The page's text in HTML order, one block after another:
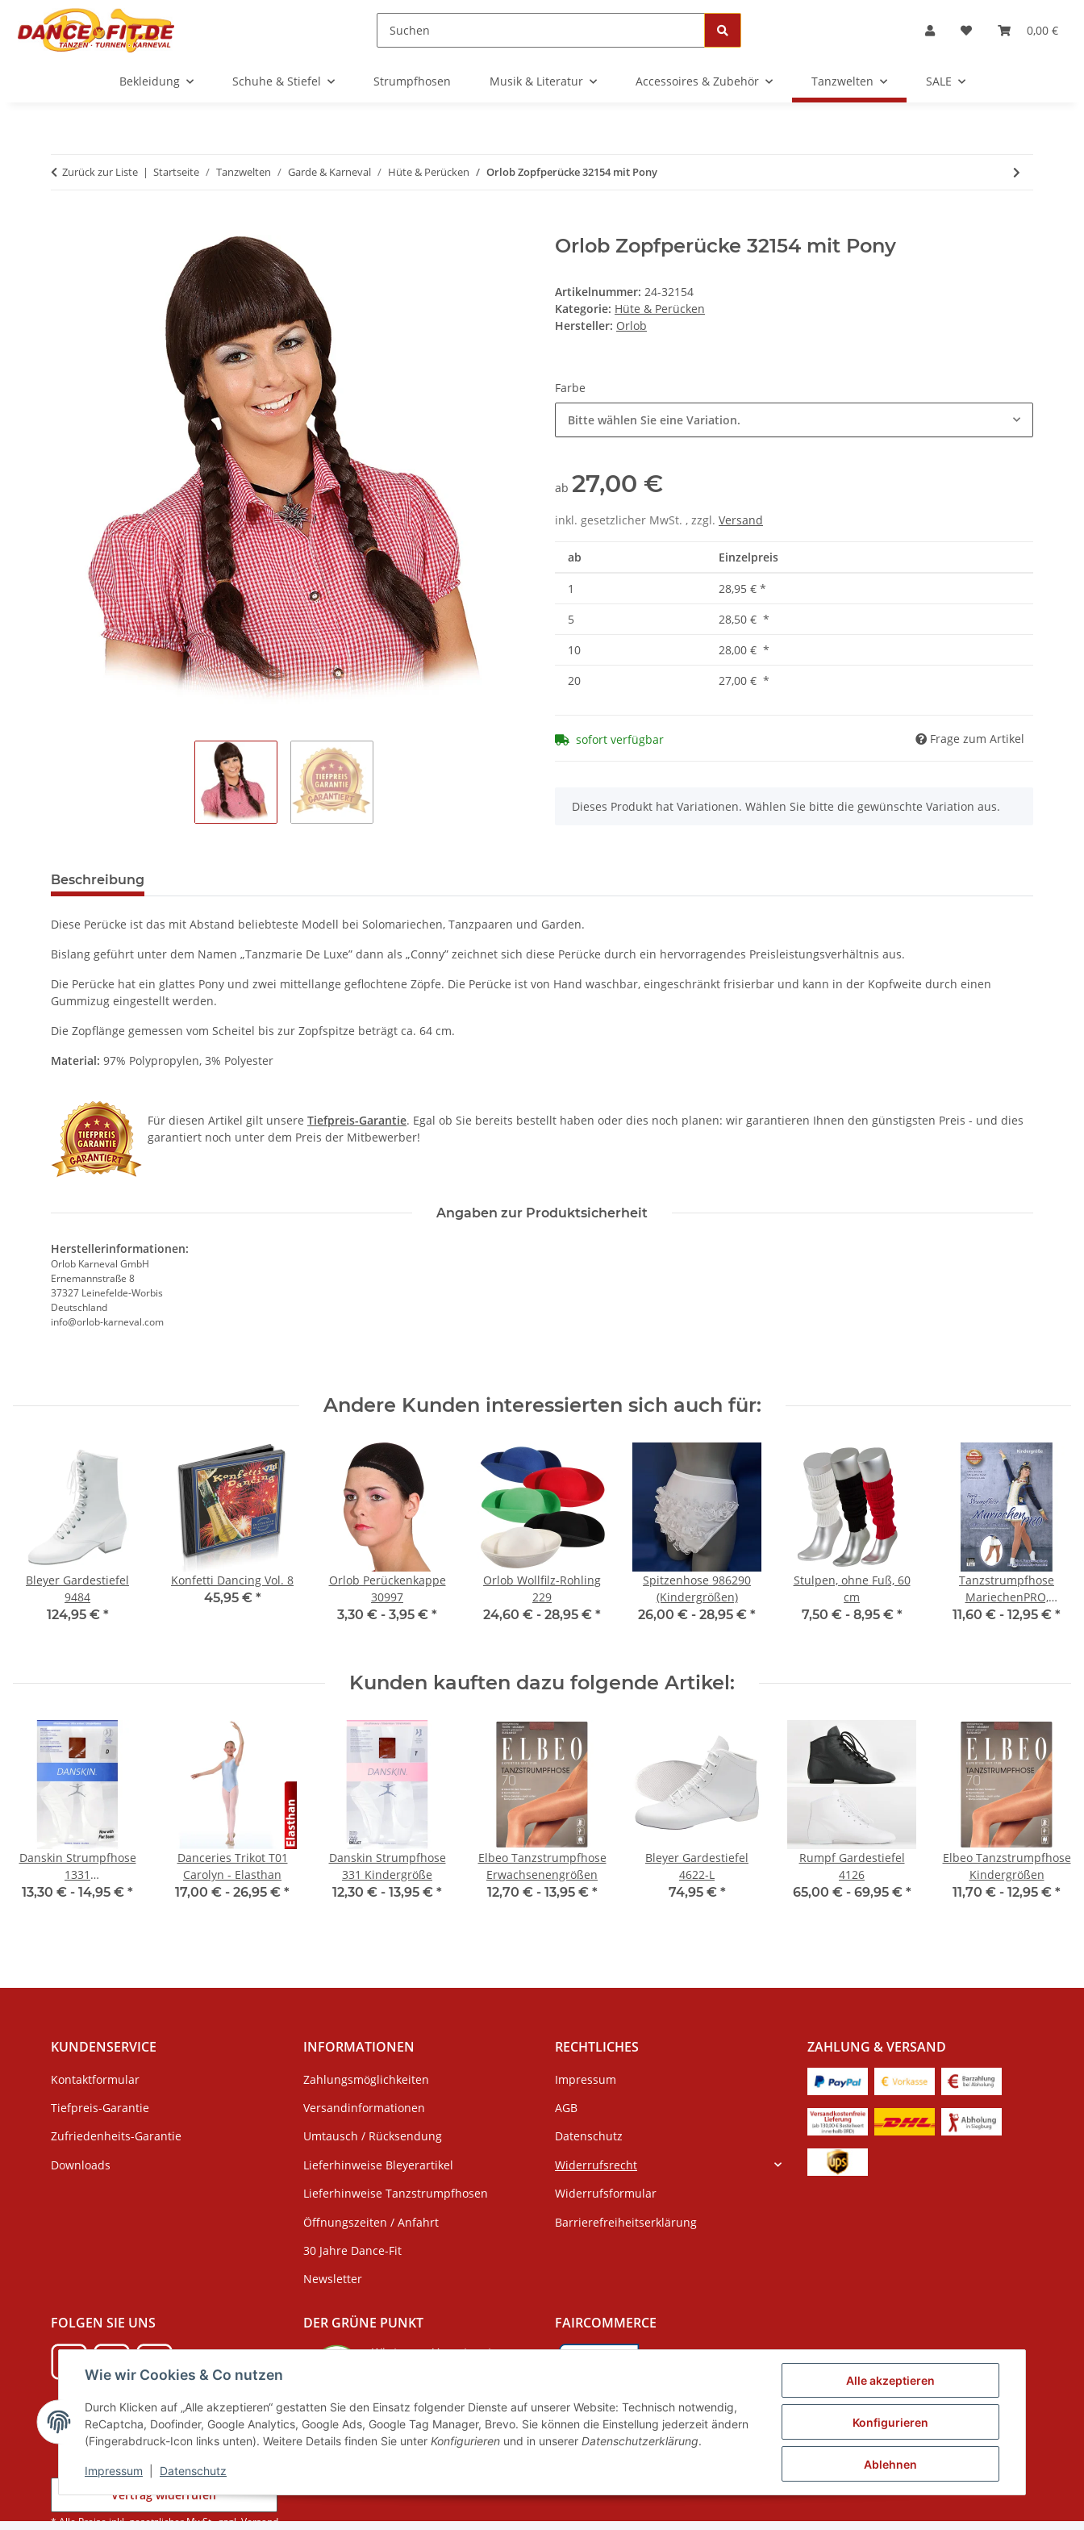
Alle akzeptieren
Konfigurieren
Ablehnen
Wie wir Cookies & Co nutzen
Durch Klicken auf „Alle akzeptieren“ gestatten Sie den Einsatz folgender Dienste auf unserer Website: Technisch notwendig,
ReCaptcha, Doofinder, Google Analytics, Google Ads, Google Tag Manager, Brevo. Sie können die Einstellung jederzeit ändern
(Fingerabdruck-Icon links unten). Weitere Details finden Sie unter Konfigurieren und in unserer Datenschutzerklärung.
Impressum Datenschutz
0,00 €
Bekleidung Schuhe & Stiefel Strumpfhosen Musik & Literatur Accessoires & Zubehör Tanzwelten SALE
Zurück zur Liste Startseite Tanzwelten Garde & Karneval Hüte & Perücken Orlob Zopfperücke 32154 mit Pony
Orlob Zopfperücke 32154 mit Pony
Artikelnummer: 24-32154
Kategorie: Hüte & Perücken
Hersteller: Orlob
Farbe
Bitte wählen Sie eine Variation.
ab 27,00 €
inkl. gesetzlicher MwSt. , zzgl. Versand
ab Einzelpreis
1 28,95 € *
5
28,50 € *
10
28,00 € *
20
27,00 € *
sofort verfügbar Frage zum Artikel
x
Dieses Produkt hat Variationen. Wählen Sie bitte die gewünschte Variation aus.
Beschreibung
Diese Perücke ist das mit Abstand beliebteste Modell bei Solomariechen, Tanzpaaren und Garden.
Bislang geführt unter dem Namen „Tanzmarie De Luxe” dann als „Conny” zeichnet sich diese Perücke durch ein hervorragendes Preisleistungsverhältnis aus.
Die Perücke hat ein glattes Pony und zwei mittellange geflochtene Zöpfe. Die Perücke ist von Hand waschbar, eingeschränkt frisierbar und kann in der Kopfweite durch einen
Gummizug eingestellt werden.
Die Zopflänge gemessen vom Scheitel bis zur Zopfspitze beträgt ca. 64 cm.
Material: 97% Polypropylen, 3% Polyester
Für diesen Artikel gilt unsere Tiefpreis-Garantie. Egal ob Sie bereits bestellt haben oder dies noch planen: wir garantieren Ihnen den günstigsten Preis - und dies
garantiert noch unter dem Preis der Mitbewerber!
Angaben zur Produktsicherheit
Herstellerinformationen:
Orlob Karneval GmbH
Ernemannstraße 8
37327 Leinefelde-Worbis
Deutschland
info@orlob-karneval.com
Andere Kunden interessierten sich auch für:
Bleyer Gardestiefel
9484
124,95 € *
Konfetti Dancing Vol. 8
45,95 € *
Orlob Perückenkappe
30997
3,30 € - 3,95 € *
Orlob Wollfilz-Rohling
229
24,60 € - 28,95 € *
Spitzenhose 986290
(Kindergrößen)
26,00 € - 28,95 € *
Stulpen, ohne Fuß, 60
cm
7,50 € - 8,95 € *
Tanzstrumpfhose
MariechenPRO,
Kindergrößen, Toast
11,60 € - 12,95 € *
Kunden kauften dazu folgende Artikel:
Danskin Strumpfhose
1331
Erwachsenengröße
13,30 € - 14,95 € *
Danceries Trikot T01
Carolyn - Elasthan
17,00 € - 26,95 € *
Danskin Strumpfhose
331 Kindergröße
12,30 € - 13,95 € *
Elbeo Tanzstrumpfhose
Erwachsenengrößen
12,70 € - 13,95 € *
Bleyer Gardestiefel
4622-L
74,95 € *
Rumpf Gardestiefel
4126
65,00 € - 69,95 € *
Elbeo Tanzstrumpfhose
Kindergrößen
11,70 € - 12,95 € *
KUNDENSERVICE
Kontaktformular
Tiefpreis-Garantie
Zufriedenheits-Garantie
Downloads
INFORMATIONEN
Zahlungsmöglichkeiten
Versandinformationen
Umtausch / Rücksendung
Lieferhinweise Bleyerartikel
Lieferhinweise Tanzstrumpfhosen
Öffnungszeiten / Anfahrt
30 Jahre Dance-Fit
Newsletter
RECHTLICHES
Impressum
AGB
Datenschutz
Widerrufsrecht
Widerrufsformular
Barrierefreiheitserklärung
ZAHLUNG & VERSAND
FOLGEN SIE UNS DER GRÜNE PUNKT
Wir tragen Verantwortung
Systembeteiligung nach dem
Verpackungsgesetz.
FAIRCOMMERCE
Initiative "FairCommerce".
Vertrag widerrufen
* Alle Preise inkl. gesetzlicher MwSt., zzgl.Versand